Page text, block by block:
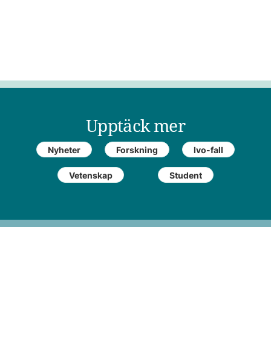
Upptäck mer
Nyheter Forskning Ivo-fall
Vetenskap Student